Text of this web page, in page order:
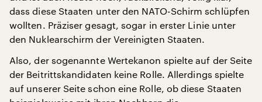
dass diese Staaten unter den NATO-Schirm schlüpfen
wollten. Präziser gesagt, sogar in erster Linie unter
den Nuklearschirm der Vereinigten Staaten.
Also, der sogenannte Wertekanon spielte auf der Seite
der Beitrittskandidaten keine Rolle. Allerdings spielte
auf unserer Seite schon eine Rolle, ob diese Staaten